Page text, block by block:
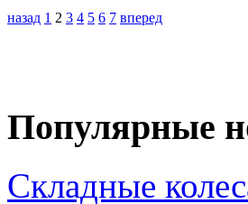
назад 1 2 3 4 5 6 7 вперед
Популярные
Складные